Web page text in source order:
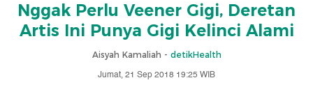
Nggak Perlu Veener Gigi, Deretan
Artis Ini Punya Gigi Kelinci Alami
Aisyah Kamaliah - detikHealth
Jumat, 21 Sep 2018 19:25 WIB